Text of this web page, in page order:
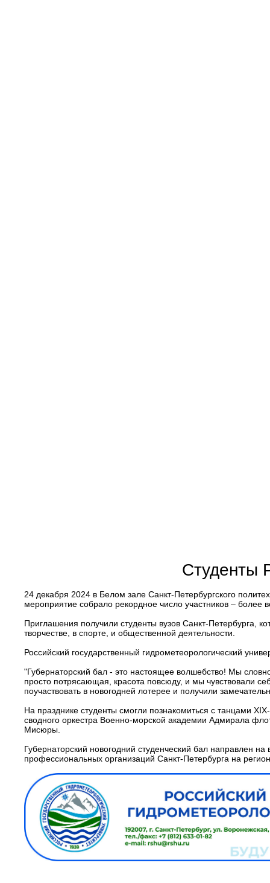
Студенты
24 декабря 2024 в Белом зале Санкт-Петербургского
мероприятие собрало рекордное число участников – более
Приглашения получили студенты вузов Санкт-Петербурга,
творчестве, в спорте, и общественной деятельности.
Российский государственный гидрометеорологический
"Губернаторский бал - это настоящее волшебство! Мы
просто потрясающая, красота повсюду, и мы чувствовали
поучаствовать в новогодней лотерее и получили
На празднике студенты смогли познакомиться с танцами
сводного оркестра Военно-морской академии Адмирала
Мисюры.
Губернаторский новогодний студенческий бал направлен
профессиональных организаций Санкт-Петербурга на